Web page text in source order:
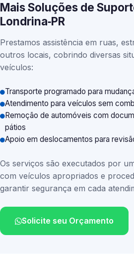
Mais Soluções de
Londrina‑PR
Prestamos assistência em ruas,
outros locais, cobrindo diversas
veículos:
Transporte programado para
Atendimento para veículos sem
Remoção de automóveis com
pátios
Apoio em deslocamentos para
Os serviços são executados por
com veículos apropriados e
garantir segurança em cada
Solicite seu Orçamento